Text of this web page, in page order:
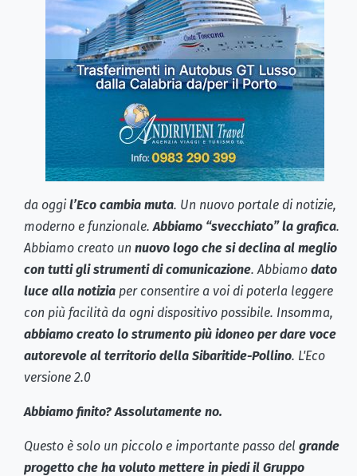
da oggil’Eco cambia muta. Un nuovo portale di notizie,
moderno e funzionale.Abbiamo “svecchiato” la grafica.
Abbiamo creato un nuovo logo che si declina al meglio
con tutti gli strumenti di comunicazione. Abbiamo dato
luce alla notizia per consentire a voi di poterla leggere
con più facilità da ogni dispositivo possibile. Insomma,
abbiamo creato lo strumento più idoneo per dare voce
autorevole al territorio della Sibaritide-Pollino. L'Eco
versione 2.0
Abbiamo finito? Assolutamente no.
Questo è solo un piccolo e importante passo del grande
progetto che ha voluto mettere in piedi il Gruppo